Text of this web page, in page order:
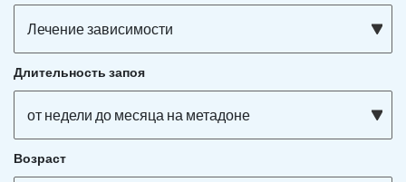
Лечение зависимости
Длительность запоя
от недели до месяца на метадоне
Возраст